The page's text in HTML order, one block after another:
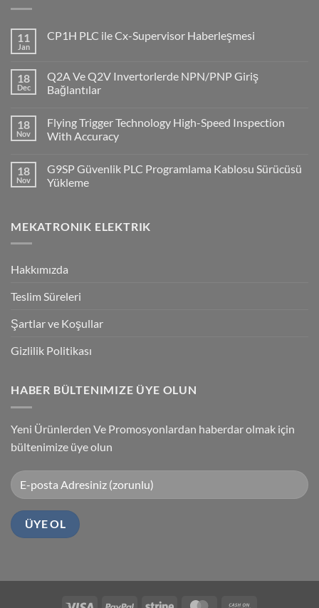
11
Jan
CP1H PLC ile Cx-Supervisor Haberleşmesi
CP1H
PLC
ile
Haberleşmesi
18
Dec
Q2A Ve Q2V Invertorlerde NPN/PNP Giriş
Bağlantılar
on
Q2A
Ve
NPN/PNP
Giriş
Bağlantılar
18
Nov
Flying Trigger Technology High-Speed Inspection
With Accuracy
on
Flying
Trigger
Inspection
With
18
Nov
G9SP Güvenlik PLC Programlama Kablosu Sürücüsü
Yükleme
G9SP
Güvenlik
Sürücüsü
MEKATRONIK ELEKTRIK
Hakkımızda
Teslim Süreleri
Şartlar ve Koşullar
Gizlilik Politikası
HABER BÜLTENIMIZE ÜYE OLUN
Yeni Ürünlerden Ve Promosyonlardan haberdar olmak için
bültenimize üye olun
Visa PayPal Stripe MasterCard